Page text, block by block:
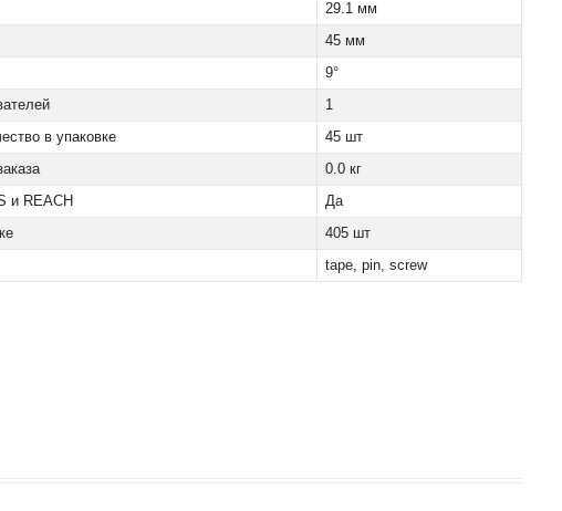
29.1 мм
45 мм
9°
1
в упаковке
45 шт
0.0 кг
и REACH
Да
405 шт
tape, pin, screw